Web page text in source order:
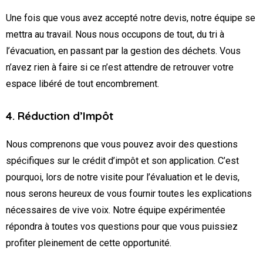
Une fois que vous avez accepté notre devis, notre équipe se
mettra au travail. Nous nous occupons de tout, du tri à
l’évacuation, en passant par la gestion des déchets. Vous
n’avez rien à faire si ce n’est attendre de retrouver votre
espace libéré de tout encombrement.
4. Réduction d’Impôt
Nous comprenons que vous pouvez avoir des questions
spécifiques sur le crédit d’impôt et son application. C’est
pourquoi, lors de notre visite pour l’évaluation et le devis,
nous serons heureux de vous fournir toutes les explications
nécessaires de vive voix. Notre équipe expérimentée
répondra à toutes vos questions pour que vous puissiez
profiter pleinement de cette opportunité.